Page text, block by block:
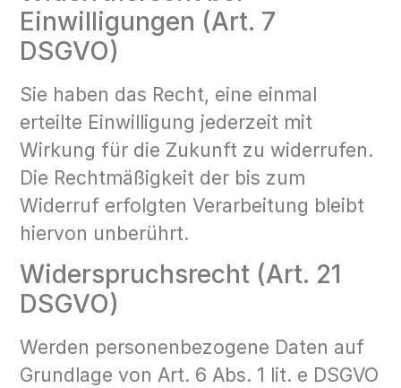
Einwilligungen (Art. 7
DSGVO)
Sie haben das Recht, eine einmal
erteilte Einwilligung jederzeit mit
Wirkung für die Zukunft zu widerrufen.
Die Rechtmäßigkeit der bis zum
Widerruf erfolgten Verarbeitung bleibt
hiervon unberührt.
Widerspruchsrecht (Art. 21
DSGVO)
Werden personenbezogene Daten auf
Grundlage von Art. 6 Abs. 1 lit. e DSGVO